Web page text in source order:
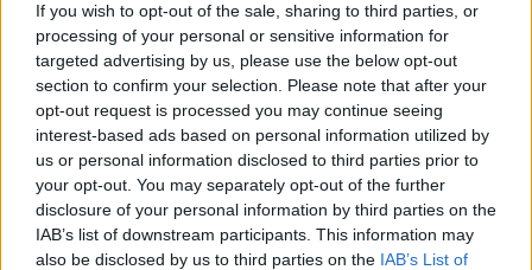
If you wish to opt-out of the sale, sharing to third parties, or
processing of your personal or sensitive information for
targeted advertising by us, please use the below opt-out
section to confirm your selection. Please note that after your
opt-out request is processed you may continue seeing
interest-based ads based on personal information utilized by
us or personal information disclosed to third parties prior to
your opt-out. You may separately opt-out of the further
disclosure of your personal information by third parties on the
IAB’s list of downstream participants. This information may
also be disclosed by us to third parties on the IAB’s List of
ΠΑΥΛΟΣ ΓΙΑΝΝΑΚΟΠΟΥΛΟΣ